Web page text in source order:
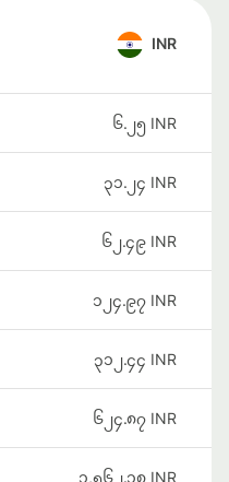
INR
၆.၂၅ INR
၃၁.၂၄ INR
၆၂.၄၉ INR
၁၂၄.၉၇ INR
၃၁၂.၄၄ INR
၆၂၄.၈၇ INR
၁,၅၆၂.၁၈ INR